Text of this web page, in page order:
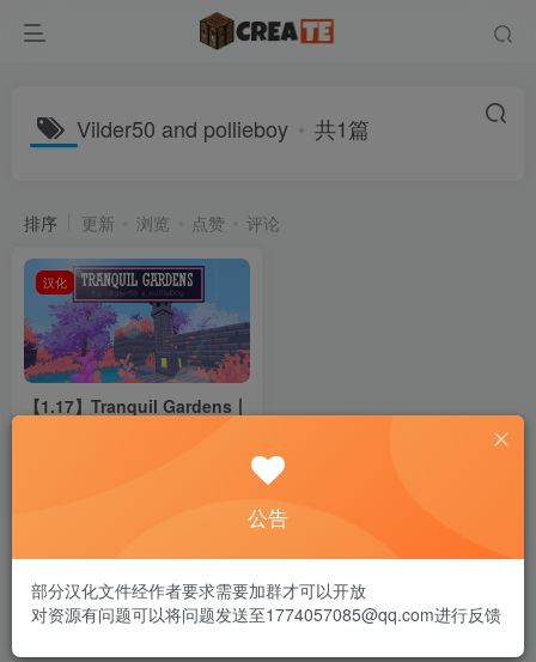
Vilder50 and pollieboy 共1篇
排序 更新 浏览 点赞 评论
汉化
【1.17】Tranquil Gardens丨
公告
部分汉化文件经作者要求需要加群才可以开放
对资源有问题可以将问题发送至1774057085@qq.com进行反馈